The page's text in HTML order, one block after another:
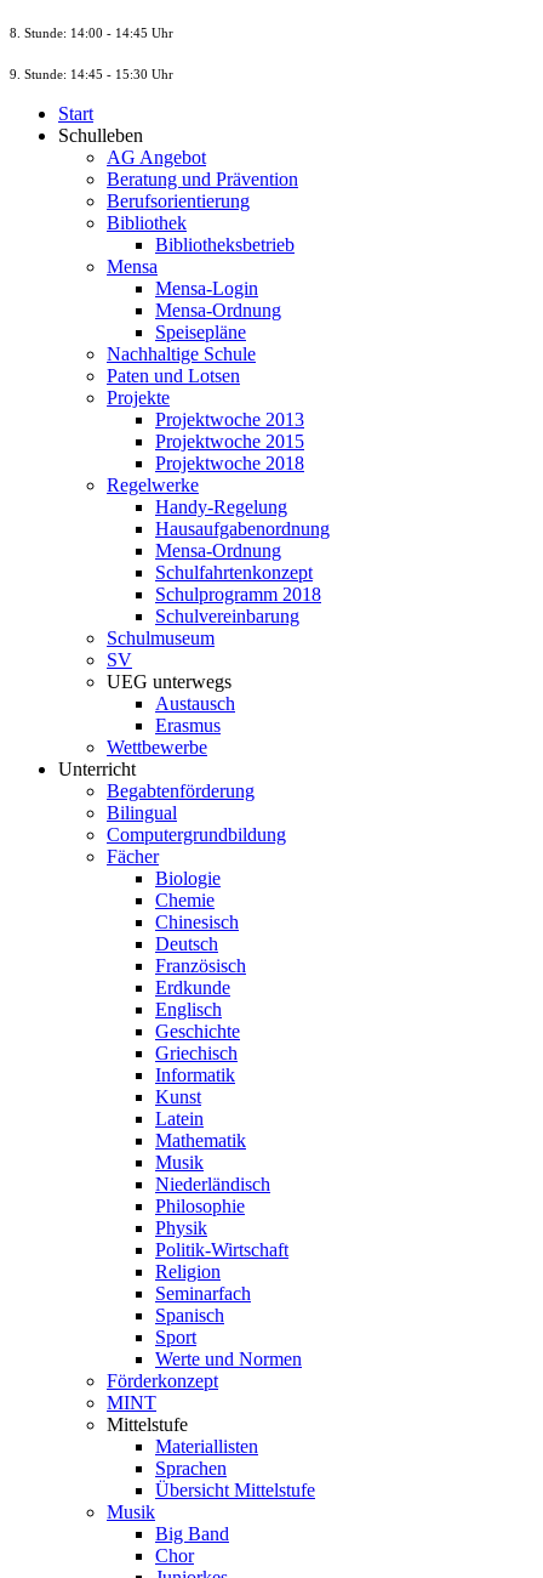
8. Stunde: 14:00 - 14:45 Uhr
9. Stunde: 14:45 - 15:30 Uhr
Start
Schulleben
AG Angebot
Beratung und Prävention
Berufsorientierung
Bibliothek
Bibliotheksbetrieb
Mensa
Mensa-Login
Mensa-Ordnung
Speisepläne
Nachhaltige Schule
Paten und Lotsen
Projekte
Projektwoche 2013
Projektwoche 2015
Projektwoche 2018
Regelwerke
Handy-Regelung
Hausaufgabenordnung
Mensa-Ordnung
Schulfahrtenkonzept
Schulprogramm 2018
Schulvereinbarung
Schulmuseum
SV
UEG unterwegs
Austausch
Erasmus
Wettbewerbe
Unterricht
Begabtenförderung
Bilingual
Computergrundbildung
Fächer
Biologie
Chemie
Chinesisch
Deutsch
Französisch
Erdkunde
Englisch
Geschichte
Griechisch
Informatik
Kunst
Latein
Mathematik
Musik
Niederländisch
Philosophie
Physik
Politik-Wirtschaft
Religion
Seminarfach
Spanisch
Sport
Werte und Normen
Förderkonzept
MINT
Mittelstufe
Materiallisten
Sprachen
Übersicht Mittelstufe
Musik
Big Band
Chor